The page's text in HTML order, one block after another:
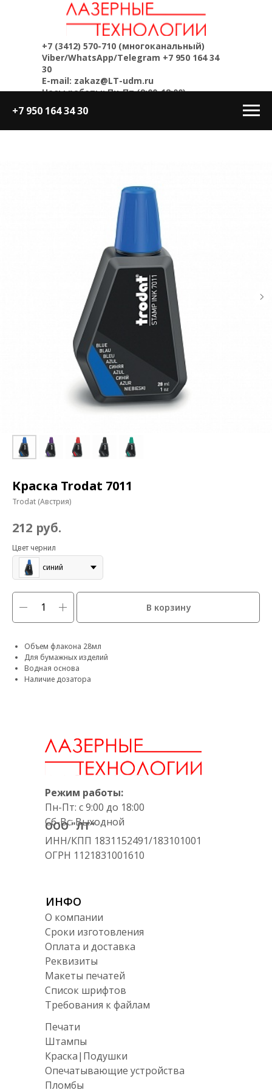
+7 (3412) 570-710 (многоканальный)
Viber/WhatsApp/Telegram +7 950 164 34
30
E-mail: zakaz@LT-udm.ru
Часы работы: Пн-Пт (9:00-18:00)
+7 950 164 34 30
Краска Trodat 7011
Trodat (Австрия)
212 руб.
Цвет чернил
синий
В корзину
Объем флакона 28мл
Для бумажных изделий
Водная основа
Наличие дозатора
ИНФО
Режим работы:
Пн-Пт: с 9:00 до 18:00
Сб-Вс: Выходной
О компании
Сроки изготовления
Оплата и доставка
Реквизиты
Макеты печатей
Список шрифтов
Требования к файлам
Печати
Штампы
Краска|Подушки
Опечатывающие устройства
Пломбы
ООО "ЛТ"
ИНН/КПП 1831152491/183101001
ОГРН 1121831001610